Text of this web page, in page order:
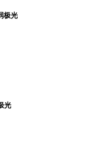
极光
光